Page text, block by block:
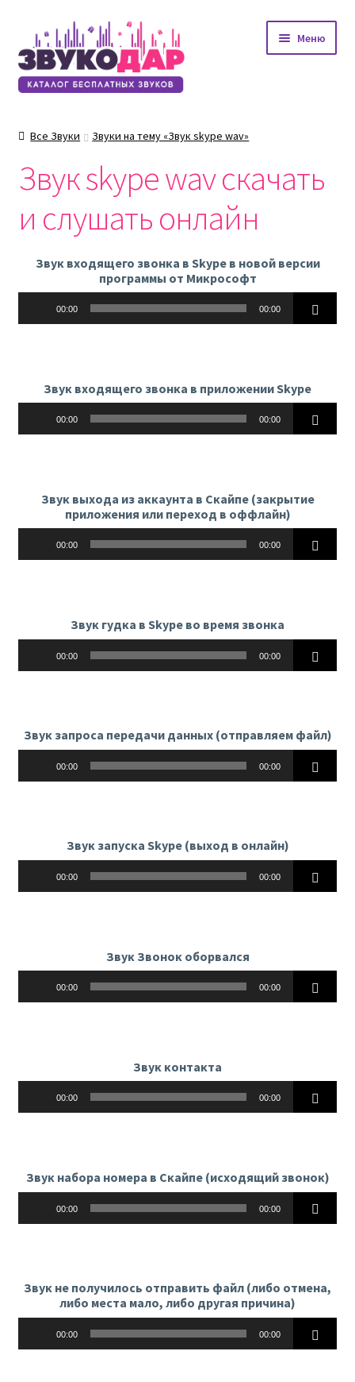
Перейти
к
навигации
Перейти
к
содержимому
Меню
Все Звуки Звуки на тему «Звук skype wav»
Звук skype wav скачать
и слушать онлайн
Звук входящего звонка в Skype в новой версии
программы от Микрософт
00:00 00:00
Звук входящего звонка в приложении Skype
00:00 00:00
Звук выхода из аккаунта в Скайпе (закрытие
приложения или переход в оффлайн)
00:00 00:00
Звук гудка в Skype во время звонка
00:00 00:00
Звук запроса передачи данных (отправляем файл)
00:00 00:00
Звук запуска Skype (выход в онлайн)
00:00 00:00
Звук Звонок оборвался
00:00 00:00
Звук контакта
00:00 00:00
Звук набора номера в Скайпе (исходящий звонок)
00:00 00:00
Звук не получилось отправить файл (либо отмена,
либо места мало, либо другая причина)
00:00 00:00